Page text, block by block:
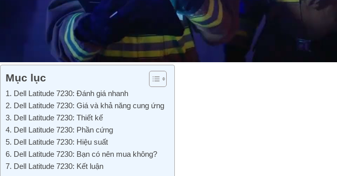
Mục lục
1. Dell Latitude 7230: Đánh giá nhanh
2. Dell Latitude 7230: Giá và khả năng cung ứng
3. Dell Latitude 7230: Thiết kế
4. Dell Latitude 7230: Phần cứng
5. Dell Latitude 7230: Hiệu suất
6. Dell Latitude 7230: Bạn có nên mua không?
7. Dell Latitude 7230: Kết luận